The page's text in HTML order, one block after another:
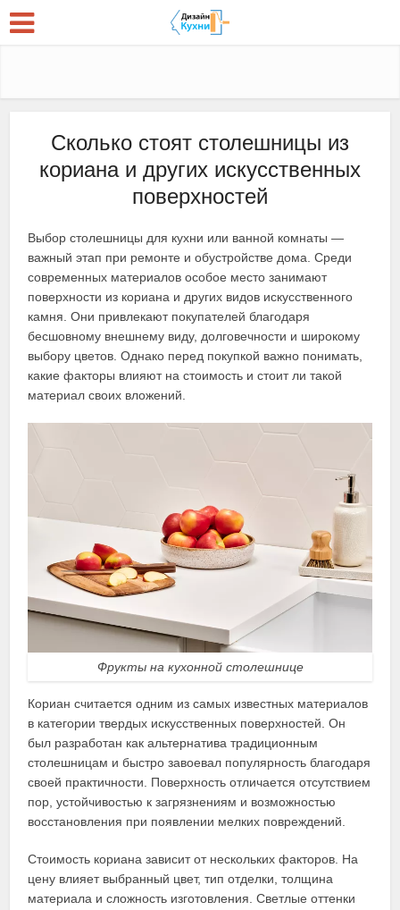
Сколько стоят столешницы из
кориана и других искусственных
поверхностей
Выбор столешницы для кухни или ванной комнаты —
важный этап при ремонте и обустройстве дома. Среди
современных материалов особое место занимают
поверхности из кориана и других видов искусственного
камня. Они привлекают покупателей благодаря
бесшовному внешнему виду, долговечности и широкому
выбору цветов. Однако перед покупкой важно понимать,
какие факторы влияют на стоимость и стоит ли такой
материал своих вложений.
Фрукты на кухонной столешнице
Кориан считается одним из самых известных материалов
в категории твердых искусственных поверхностей. Он
был разработан как альтернатива традиционным
столешницам и быстро завоевал популярность благодаря
своей практичности. Поверхность отличается отсутствием
пор, устойчивостью к загрязнениям и возможностью
восстановления при появлении мелких повреждений.
Стоимость кориана зависит от нескольких факторов. На
цену влияет выбранный цвет, тип отделки, толщина
материала и сложность изготовления. Светлые оттенки